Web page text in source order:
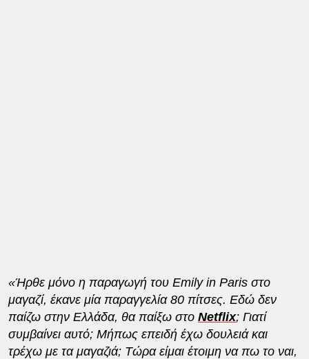
«Ήρθε μόνο η παραγωγή του Emily in Paris στο
μαγαζί, έκανε μία παραγγελία 80 πίτσες. Εδώ δεν
παίζω στην Ελλάδα, θα παίξω στο Netflix; Γιατί
συμβαίνει αυτό; Μήπως επειδή έχω δουλειά και
τρέχω με τα μαγαζιά; Τώρα είμαι έτοιμη να πω το ναι,